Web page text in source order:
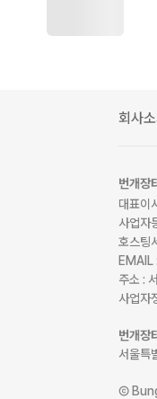
회사
번개장
대표이
사업
호스팅
주소 :
사업자
번개장
서울특
Ⓒ